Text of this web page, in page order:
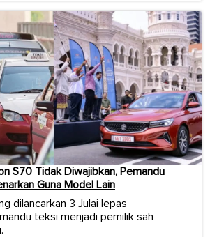
S70 Tidak Diwajibkan, Pemandu
Guna Model Lain
dilancarkan 3 Julai lepas
teksi menjadi pemilik sah